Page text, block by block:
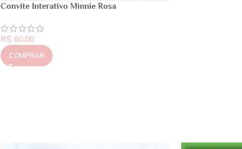
Convite Interativo Minnie Rosa
R$ 60,00
COMPRAR